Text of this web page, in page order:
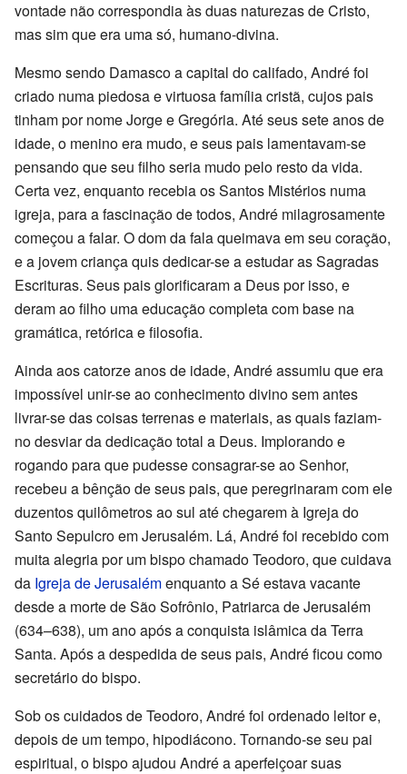
vontade não correspondia às duas naturezas de Cristo,
mas sim que era uma só, humano-divina.
Mesmo sendo Damasco a capital do califado, André foi
criado numa piedosa e virtuosa família cristã, cujos pais
tinham por nome Jorge e Gregória. Até seus sete anos de
idade, o menino era mudo, e seus pais lamentavam-se
pensando que seu filho seria mudo pelo resto da vida.
Certa vez, enquanto recebia os Santos Mistérios numa
igreja, para a fascinação de todos, André milagrosamente
começou a falar. O dom da fala queimava em seu coração,
e a jovem criança quis dedicar-se a estudar as Sagradas
Escrituras. Seus pais glorificaram a Deus por isso, e
deram ao filho uma educação completa com base na
gramática, retórica e filosofia.
Ainda aos catorze anos de idade, André assumiu que era
impossível unir-se ao conhecimento divino sem antes
livrar-se das coisas terrenas e materiais, as quais faziam-
no desviar da dedicação total a Deus. Implorando e
rogando para que pudesse consagrar-se ao Senhor,
recebeu a bênção de seus pais, que peregrinaram com ele
duzentos quilômetros ao sul até chegarem à Igreja do
Santo Sepulcro em Jerusalém. Lá, André foi recebido com
muita alegria por um bispo chamado Teodoro, que cuidava
da Igreja de Jerusalémenquanto a Sé estava vacante
desde a morte de São Sofrônio, Patriarca de Jerusalém
(634–638), um ano após a conquista islâmica da Terra
Santa. Após a despedida de seus pais, André ficou como
secretário do bispo.
Sob os cuidados de Teodoro, André foi ordenado leitor e,
depois de um tempo, hipodiácono. Tornando-se seu pai
espiritual, o bispo ajudou André a aperfeiçoar suas